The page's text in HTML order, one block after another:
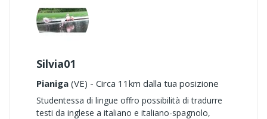
Silvia01
Pianiga (VE) - Circa 11km dalla tua posizione
Studentessa di lingue offro possibilità di tradurre
testi da inglese a italiano e italiano-spagnolo,